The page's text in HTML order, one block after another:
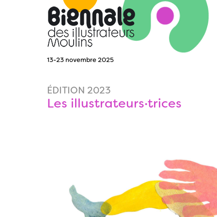
13-23 novembre 2025
ÉDITION 2023
Les illustrateurs·trices